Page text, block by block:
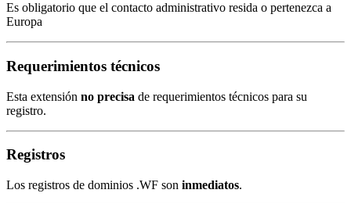
Es obligatorio que el contacto administrativo resida o pertenezca a
Europa
Requerimientos técnicos
Esta extensión no precisa de requerimientos técnicos para su
registro.
Registros
Los registros de dominios .WF son inmediatos.